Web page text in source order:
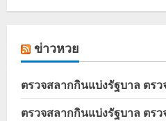
ข่าวหวย
ตรวจสลากกินแบ่งรัฐบาล ตรว
ตรวจสลากกินแบ่งรัฐบาล ตรว